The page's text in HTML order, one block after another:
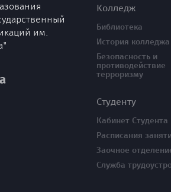
им.
Колледж
Библиотека
История колледжа
Безопасность и
противодействие
терроризму
Студенту
Кабинет Студента
Расписания
Заочное
Служба